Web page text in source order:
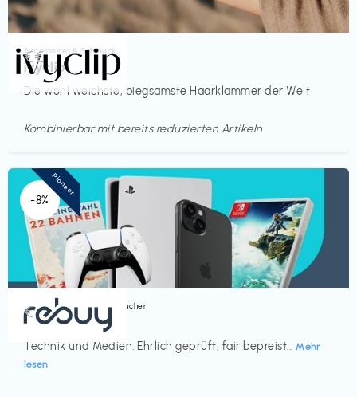
Accessoires & Schmuck
ivyclip
Die wohl weichste, biegsamste Haarklammer der Welt
€€‎
Kombinierbar mit bereits reduzierten Artikeln
-8%
Bücher, Magazine & Hörbücher
rebuy
Technik und Medien: Ehrlich geprüft, fair bepreist... Mehr
lesen
€‎
Pioneer